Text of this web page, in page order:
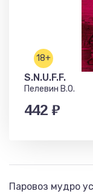
18+
S.N.U.F.F.
Пелевин В.О.
442 ₽
Паровоз мудро